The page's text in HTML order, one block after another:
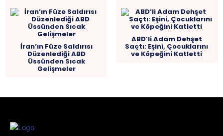
İran’ın Füze Saldırısı
Düzenlediği ABD
Üssünden Sıcak
Gelişmeler
ABD’li Adam Dehşet
Saçtı: Eşini, Çocuklarını
ve Köpeğini Katletti